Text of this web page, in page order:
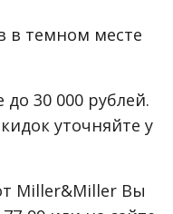
в темном месте
до 30 000 рублей.
уточняйте у
Miller&Miller Вы